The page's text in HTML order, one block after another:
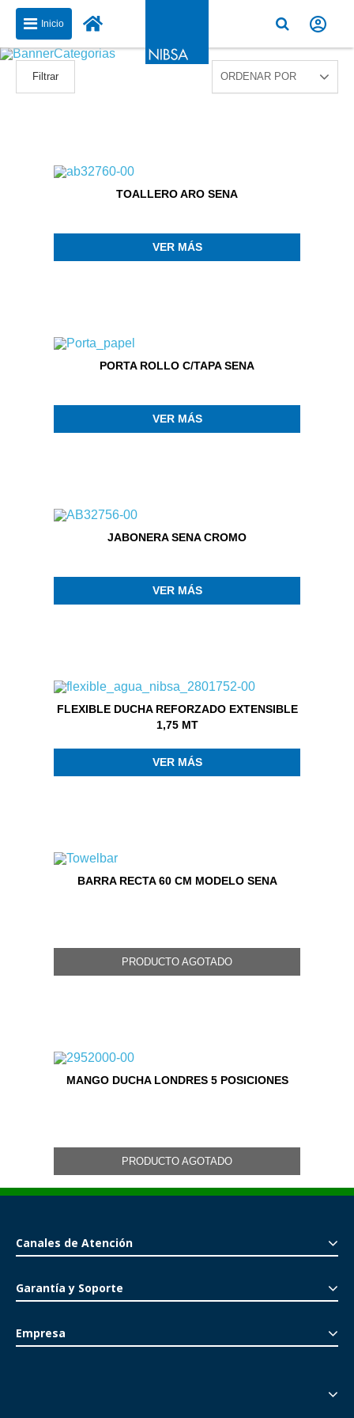
Inicio
Filtrar
TOALLERO ARO SENA
VER MÁS
PORTA ROLLO C/TAPA SENA
VER MÁS
JABONERA SENA CROMO
VER MÁS
FLEXIBLE DUCHA REFORZADO EXTENSIBLE
1,75 MT
VER MÁS
BARRA RECTA 60 CM MODELO SENA
PRODUCTO AGOTADO
MANGO DUCHA LONDRES 5 POSICIONES
PRODUCTO AGOTADO
Canales de Atención
Garantía y Soporte
Empresa